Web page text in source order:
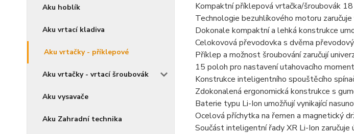
Aku hoblík
Aku vrtací kladiva
Aku vrtačky - příklepové
Aku vrtačky - vrtací šroubovák
Aku vysavače
Aku Zahradní technika
Kompaktní příklepová vrtačka/šroubovák
Technologie bezuhlíkového motoru zaručuje
Dokonale kompaktní a lehká konstrukce
Celokovová převodovka s dvěma
Příklep a možnost šroubování zaručují
15 poloh pro nastavení utahovacího
Konstrukce inteligentního spouštěcího
Zdokonalená ergonomická konstrukce s
Baterie typu Li-Ion umožňují vynikající
Ocelová příchytka na řemen a magnetický
Součást inteligentní řady XR Li-Ion zaručuje